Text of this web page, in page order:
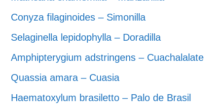
Conyza filaginoides – Simonilla
Selaginella lepidophylla – Doradilla
Amphipterygium adstringens – Cuachalalate
Quassia amara – Cuasia
Haematoxylum brasiletto – Palo de Brasil